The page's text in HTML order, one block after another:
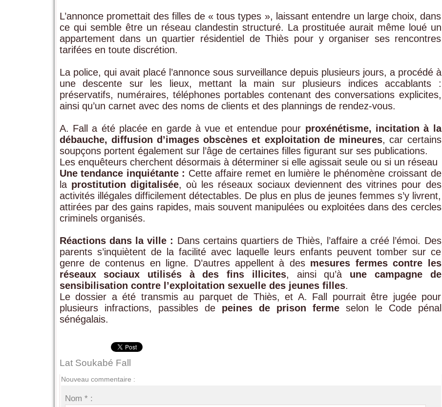
L’annonce promettait des filles de « tous types », laissant entendre un large choix, dans
ce qui semble être un réseau clandestin structuré. La prostituée aurait même loué un
appartement dans un quartier résidentiel de Thiès pour y organiser ses rencontres
tarifées en toute discrétion.
La police, qui avait placé l’annonce sous surveillance depuis plusieurs jours, a procédé à
une descente sur les lieux, mettant la main sur plusieurs indices accablants :
préservatifs, numéraires, téléphones portables contenant des conversations explicites,
ainsi qu’un carnet avec des noms de clients et des plannings de rendez-vous.
A. Fall a été placée en garde à vue et entendue pour proxénétisme, incitation à la
débauche, diffusion d’images obscènes et exploitation de mineures, car certains
soupçons portent également sur l’âge de certaines filles figurant sur ses publications.
Les enquêteurs cherchent désormais à déterminer si elle agissait seule ou si un réseau
Une tendance inquiétante : Cette affaire remet en lumière le phénomène croissant de
la prostitution digitalisée, où les réseaux sociaux deviennent des vitrines pour des
activités illégales difficilement détectables. De plus en plus de jeunes femmes s’y livrent,
attirées par des gains rapides, mais souvent manipulées ou exploitées dans des cercles
criminels organisés.
Réactions dans la ville : Dans certains quartiers de Thiès, l’affaire a créé l’émoi. Des
parents s’inquiètent de la facilité avec laquelle leurs enfants peuvent tomber sur ce
genre de contenus en ligne. D’autres appellent à des mesures fermes contre les
réseaux sociaux utilisés à des fins illicites, ainsi qu’à une campagne de
sensibilisation contre l’exploitation sexuelle des jeunes filles.
Le dossier a été transmis au parquet de Thiès, et A. Fall pourrait être jugée pour
plusieurs infractions, passibles de peines de prison fermeselon le Code pénal
sénégalais.
Lat Soukabé Fall
Nouveau commentaire :
Nom * :